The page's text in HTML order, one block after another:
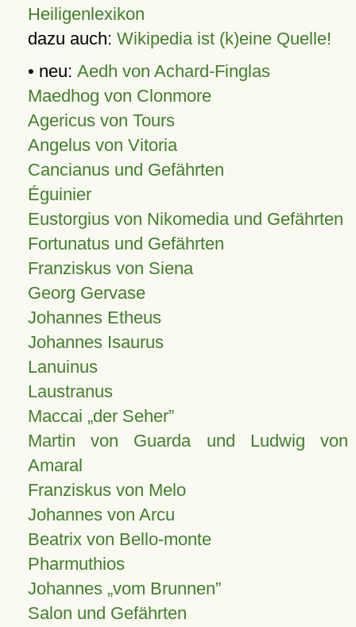
Heiligenlexikon
dazu auch: Wikipedia ist (k)eine Quelle!
• neu: Aedh von Achard-Finglas
Maedhog von Clonmore
Agericus von Tours
Angelus von Vitoria
Cancianus und Gefährten
Éguinier
Eustorgius von Nikomedia und Gefährten
Fortunatus und Gefährten
Franziskus von Siena
Georg Gervase
Johannes Etheus
Johannes Isaurus
Lanuinus
Laustranus
Maccai „der Seher”
Martin von Guarda und Ludwig von
Amaral
Franziskus von Melo
Johannes von Arcu
Beatrix von Bello-monte
Pharmuthios
Johannes vom Brunnen
Salon und Gefährten